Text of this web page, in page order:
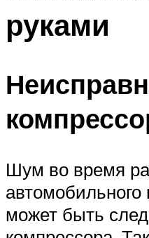
руками
Шум во время
может быть